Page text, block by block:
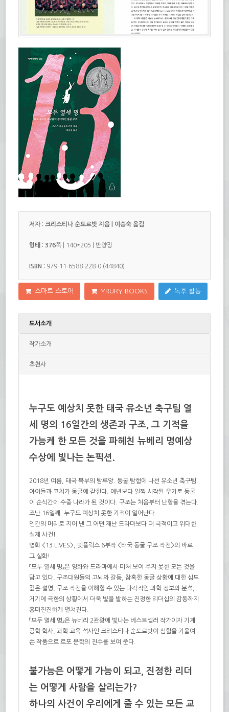
저자 : 크리스티나 순토르밧 지음 | 이승숙 옮김
형태 : 376쪽 | 140*205 | 반양장
ISBN : 979-11-6588-228-0 (44840)
스마트 스토어 YRURY BOOKS 독후 활동
도서소개
작가소개
추천사
누구도 예상치 못한 태국 유소년 축구팀 열
세 명의 16일간의 생존과 구조, 그 기적을
가능케 한 모든 것을 파헤친 뉴베리 명예상
수상에 빛나는 논픽션.
2018년 여름, 태국 북부의 탐루앙. 동굴 탐험에 나선 유소년 축구팀
아이들과 코치가 동굴에 갇힌다. 예년보다 일찍 시작된 우기로 동굴
이 순식간에 수중 나라가 된 것이다. 구조는 처음부터 난항을 겪는다.
조난 16일째. 누구도 예상치 못한 기적이 일어난다.
인간의 머리로 지어 낸 그 어떤 재난 드라마보다 더 극적이고 위대한
실제 사건!
영화 <13 LIVES>, 넷플릭스 6부작 <태국 동굴 구조 작전>의 바로
그 실화!
『모두 열세 명』은 영화와 드라마에서 미처 보여 주지 못한 모든 것을
담고 있다. 구조대원들의 고뇌와 갈등, 참혹한 동굴 상황에 대한 심도
깊은 설명, 구조 작전을 이해할 수 있는 다각적인 과학 정보와 분석,
거기에 극한의 상황에서 더욱 빛을 발하는 진정한 리더십의 감동까지
흥미진진하게 펼쳐진다.
『모두 열세 명』은 뉴베리 2관왕에 빛나는 베스트셀러 작가이자 기계
공학 학사, 과학 교육 석사인 크리스티나 순토르밧이 심혈을 기울여
쓴 작품으로 르포 문학의 진수를 보여 준다.
불가능은 어떻게 가능이 되고, 진정한 리더
는 어떻게 사람을 살리는가?
하나의 사건이 우리에게 줄 수 있는 모든 교